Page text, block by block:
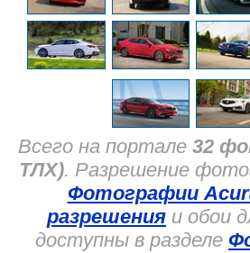
Всего на портале 32
ТЛХ). Разрешение
Фотографии
разрешения и обои
доступны в разделе